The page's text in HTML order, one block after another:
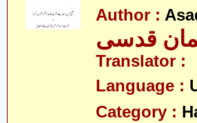
Author :
Translator :
Language :
Category :